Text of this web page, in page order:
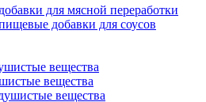
для мясной переработки
добавки для соусов
вещества
вещества
вещества